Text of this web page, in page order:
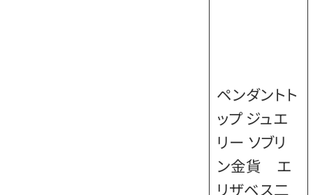
ペンダントト
ップ ジュエ
リー ソブリ
ン金貨 エ
リザベス二